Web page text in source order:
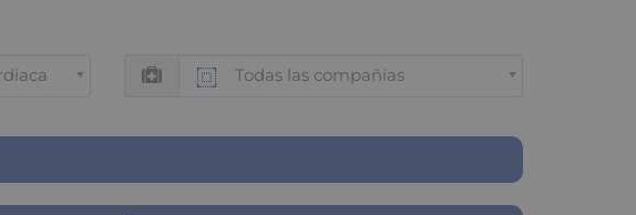
Todas las compañías